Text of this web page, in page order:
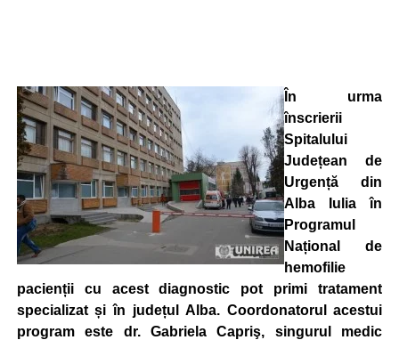
În urma
înscrierii
Spitalului
Județean de
Urgență din
Alba Iulia în
Programul
Național de
hemofilie
pacienții cu acest diagnostic pot primi tratament
specializat și în județul Alba. Coordonatorul acestui
program este dr. Gabriela Capriş, singurul medic